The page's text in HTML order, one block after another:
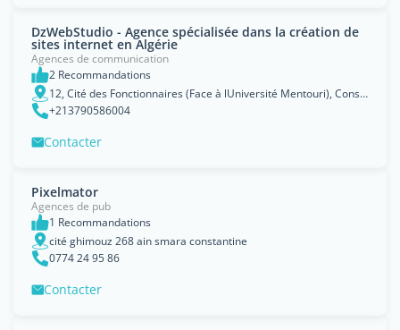
DzWebStudio - Agence spécialisée dans la création de
sites internet en Algérie
Agences de communication
2 Recommandations
12, Cité des Fonctionnaires (Face à lUniversité Mentouri), Constantine
+213790586004
Contacter
Pixelmator
Agences de pub
1 Recommandations
cité ghimouz 268 ain smara constantine
0774 24 95 86
Contacter